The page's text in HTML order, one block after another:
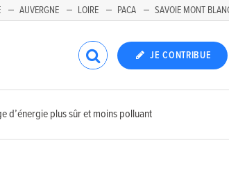
AUVERGNE LOIRE PACA SAVOIE MONT
JE CONTRIBUE
d’énergie plus sûr et moins polluant